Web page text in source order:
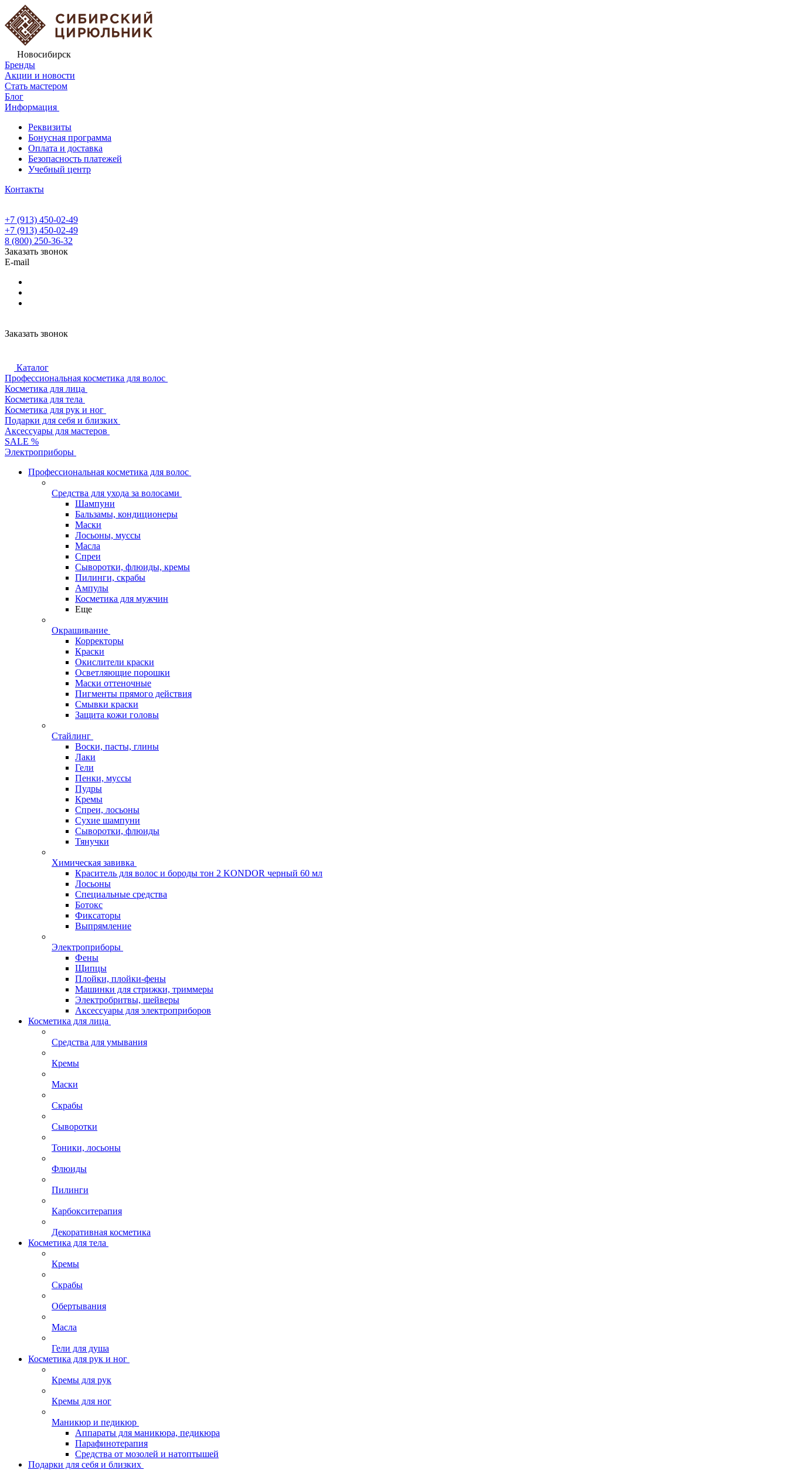
Новосибирск
Бренды
Акции и новости
Стать мастером
Блог
Информация
Реквизиты
Бонусная программа
Оплата и доставка
Безопасность платежей
Учебный центр
Контакты
+7 (913) 450-02-49
+7 (913) 450-02-49
8 (800) 250-36-32
Заказать звонок
E-mail
Заказать звонок
Каталог
Профессиональная косметика для волос
Косметика для лица
Косметика для тела
Косметика для рук и ног
Подарки для себя и близких
Аксессуары для мастеров
SALE %
Электроприборы
Профессиональная косметика для волос
Средства для ухода за волосами
Шампуни
Бальзамы, кондиционеры
Маски
Лосьоны, муссы
Масла
Спреи
Сыворотки, флюиды, кремы
Пилинги, скрабы
Ампулы
Косметика для мужчин
Еще
Окрашивание
Корректоры
Краски
Окислители краски
Осветляющие порошки
Маски оттеночные
Пигменты прямого действия
Смывки краски
Защита кожи головы
Стайлинг
Воски, пасты, глины
Лаки
Гели
Пенки, муссы
Пудры
Кремы
Спреи, лосьоны
Сухие шампуни
Сыворотки, флюиды
Тянучки
Химическая завивка
Краситель для волос и бороды тон 2 KONDOR черный 60 мл
Лосьоны
Специальные средства
Ботокс
Фиксаторы
Выпрямление
Электроприборы
Фены
Щипцы
Плойки, плойки-фены
Машинки для стрижки, триммеры
Электробритвы, шейверы
Аксессуары для электроприборов
Косметика для лица
Средства для умывания
Кремы
Маски
Скрабы
Сыворотки
Тоники, лосьоны
Флюиды
Пилинги
Карбокситерапия
Декоративная косметика
Косметика для тела
Кремы
Скрабы
Обертывания
Масла
Гели для душа
Косметика для рук и ног
Кремы для рук
Кремы для ног
Маникюр и педикюр
Аппараты для маникюра, педикюра
Парафинотерапия
Средства от мозолей и натоптышей
Подарки для себя и близких